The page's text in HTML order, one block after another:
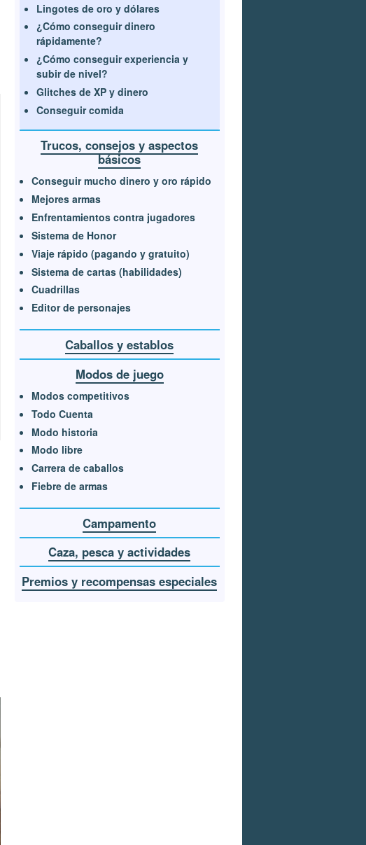
Lingotes de oro y dólares
¿Cómo conseguir dinero
rápidamente?
¿Cómo conseguir experiencia y
subir de nivel?
Glitches de XP y dinero
Conseguir comida
Trucos, consejos y aspectos
básicos
Conseguir mucho dinero y oro rápido
Mejores armas
Enfrentamientos contra jugadores
Sistema de Honor
Viaje rápido (pagando y gratuito)
Sistema de cartas (habilidades)
Cuadrillas
Editor de personajes
Caballos y establos
Modos de juego
Modos competitivos
Todo Cuenta
Modo historia
Modo libre
Carrera de caballos
Fiebre de armas
Campamento
Caza, pesca y actividades
Premios y recompensas especiales